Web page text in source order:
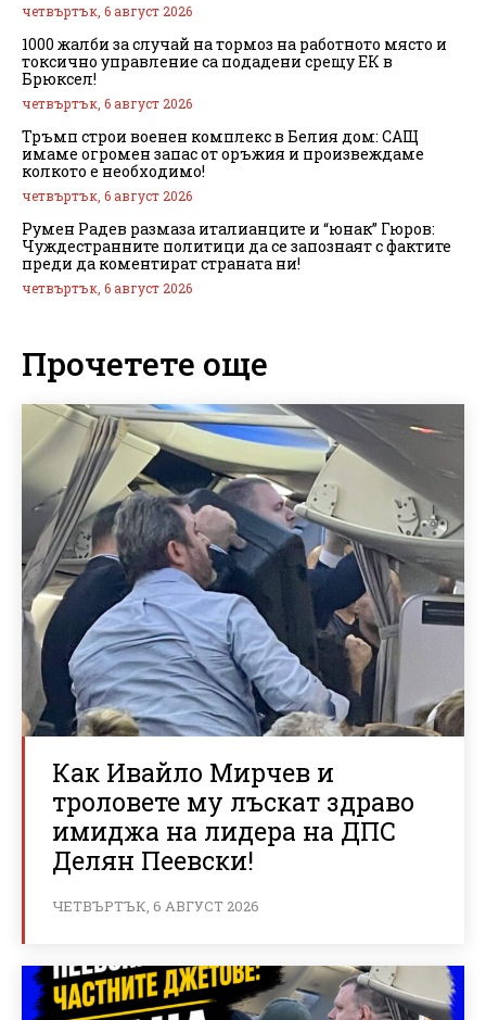
четвъртък, 6 август 2026
1000 жалби за случай на тормоз на работното място и
токсично управление са подадени срещу ЕК в
Брюксел!
четвъртък, 6 август 2026
Тръмп строи военен комплекс в Белия дом: САЩ
имаме огромен запас от оръжия и произвеждаме
колкото е необходимо!
четвъртък, 6 август 2026
Румен Радев размаза италианците и “юнак” Гюров:
Чуждестранните политици да се запознаят с фактите
преди да коментират страната ни!
четвъртък, 6 август 2026
Прочетете още
Как Ивайло Мирчев и
троловете му лъскат здраво
имиджа на лидера на ДПС
Делян Пеевски!
ЧЕТВЪРТЪК, 6 АВГУСТ 2026